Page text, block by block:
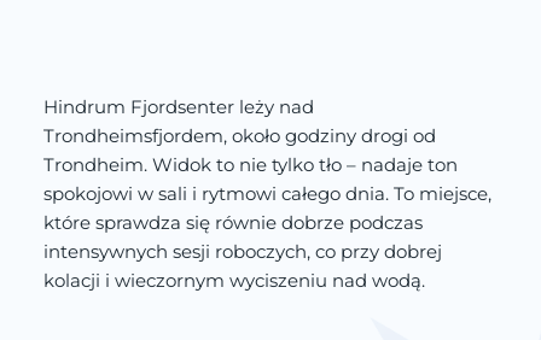
Hindrum Fjordsenter leży nad
Trondheimsfjordem, około godziny drogi od
Trondheim. Widok to nie tylko tło – nadaje ton
spokojowi w sali i rytmowi całego dnia. To miejsce,
które sprawdza się równie dobrze podczas
intensywnych sesji roboczych, co przy dobrej
kolacji i wieczornym wyciszeniu nad wodą.